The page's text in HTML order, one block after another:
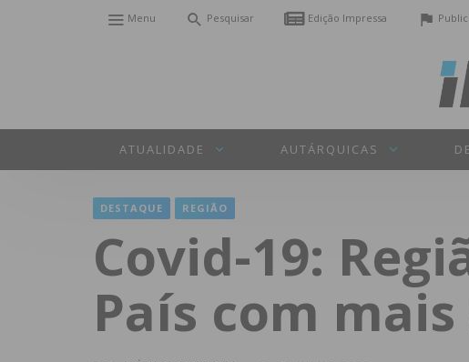
Menu Pesquisar Edição Impressa
ATUALIDADE AUTÁRQUICAS
DESTAQUE REGIÃO
Covid-19:
País com